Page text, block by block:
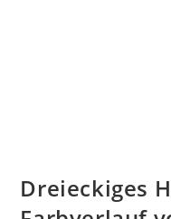
Dreieckiges